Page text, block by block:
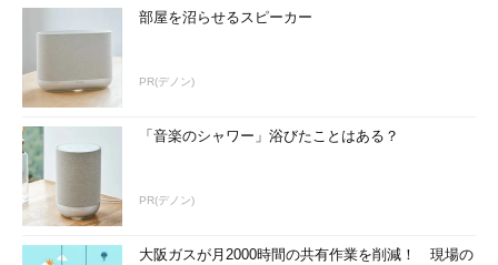
部屋を沼らせるスピーカー
PR(デノン)
「音楽のシャワー」浴びたことはある？
PR(デノン)
大阪ガスが月2000時間の共有作業を削減！ 現場の